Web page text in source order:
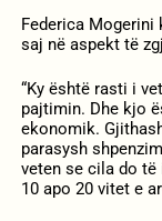
Federica Mogerini
saj në aspekt të
“Ky është rasti i
pajtimin. Dhe kjo
ekonomik.
parasysh
veten se cila do të
10 apo 20 vitet e